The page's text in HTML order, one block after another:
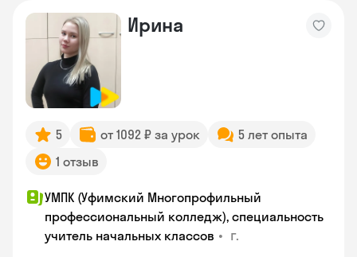
Ирина
5 от 1092 ₽ за урок
5 лет опыта
1 отзыв
УМПК (Уфимский Многопрофильный
профессиональный колледж), специальность
учитель начальных классов • г.